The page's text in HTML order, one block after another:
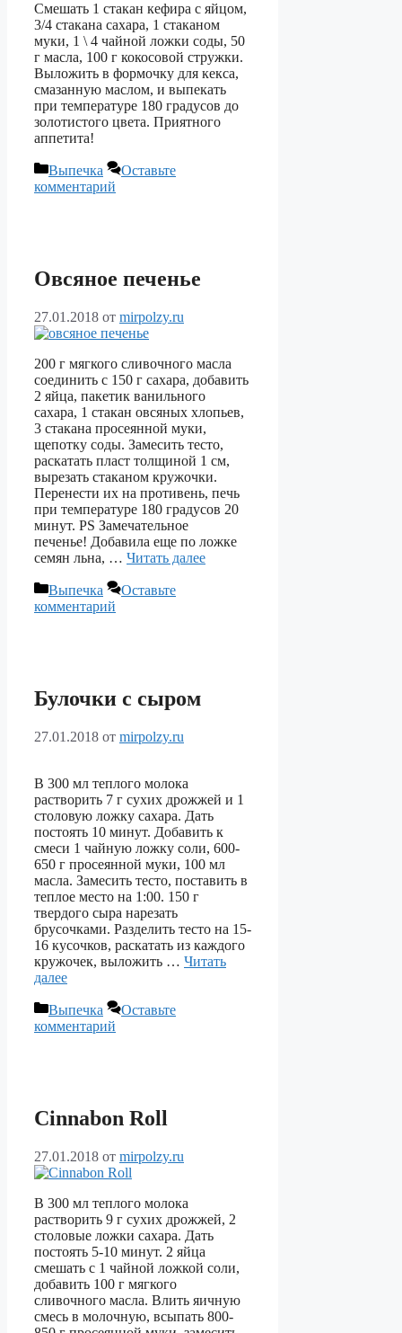
Смешать 1 стакан кефира с яйцом,
3/4 стакана сахара, 1 стаканом
муки, 1 \ 4 чайной ложки соды, 50
г масла, 100 г кокосовой стружки.
Выложить в формочку для кекса,
смазанную маслом, и выпекать
при температуре 180 градусов до
золотистого цвета. Приятного
аппетита!
Рубрики
Выпечка
Оставьте
комментарий
Овсяное печенье
27.01.2018 от mirpolzy.ru
200 г мягкого сливочного масла
соединить с 150 г сахара, добавить
2 яйца, пакетик ванильного
сахара, 1 стакан овсяных хлопьев,
3 стакана просеянной муки,
щепотку соды. Замесить тесто,
раскатать пласт толщиной 1 см,
вырезать стаканом кружочки.
Перенести их на противень, печь
при температуре 180 градусов 20
минут. PS Замечательное
печенье! Добавила еще по ложке
семян льна, … Читать далее
Рубрики
Выпечка
Оставьте
комментарий
Булочки с сыром
27.01.2018 от mirpolzy.ru
В 300 мл теплого молока
растворить 7 г сухих дрожжей и 1
столовую ложку сахара. Дать
постоять 10 минут. Добавить к
смеси 1 чайную ложку соли, 600-
650 г просеянной муки, 100 мл
масла. Замесить тесто, поставить в
теплое место на 1:00. 150 г
твердого сыра нарезать
брусочками. Разделить тесто на 15-
16 кусочков, раскатать из каждого
кружочек, выложить … Читать
далее
Рубрики
Выпечка
Оставьте
комментарий
Cinnabon Roll
27.01.2018 от mirpolzy.ru
В 300 мл теплого молока
растворить 9 г сухих дрожжей, 2
столовые ложки сахара. Дать
постоять 5-10 минут. 2 яйца
смешать с 1 чайной ложкой соли,
добавить 100 г мягкого
сливочного масла. Влить яичную
смесь в молочную, всыпать 800-